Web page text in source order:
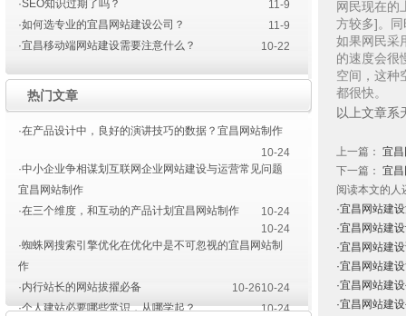
·SEO知识过期了吗？
11-9
·如何选专业的宜昌网站建设公司？
11-9
·宜昌移动端网站建设需要注意什么？
10-22
热门文章
·在产品设计中，良好的演讲技巧的数据？宜昌网站制作
10-24
·中小企业争相谋划互联网企业网站建设与运营常见问题
宜昌网站制作
10-24
·在三个维度，和互动的产品计划宜昌网站制作
10-24
·蜘蛛网搜索引擎优化在优化中是不可忽视的宜昌网站制
作
10-24
·内行站长的网站拔擢必备
10-26
·个人建站必要哪些常识，从哪学起？
10-24
网民现在的
方较多]。
如果网民采
的速度会很
空间，这种
都很快。
以上文章系
上一篇： 宜
下一篇： 宜
阅读本文的人
·宜昌网站建
·宜昌网站建
·宜昌网站建
·宜昌网站建
·宜昌网站建
·宜昌网站建